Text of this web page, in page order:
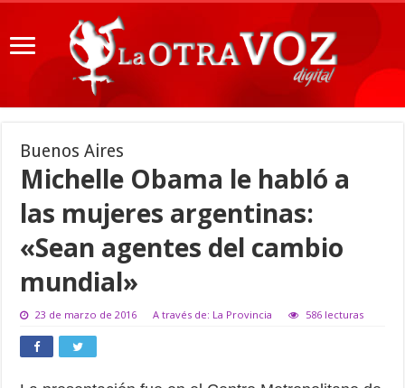
Buenos Aires
Michelle Obama le habló a
las mujeres argentinas:
«Sean agentes del cambio
mundial»
23 de marzo de 2016 A través de: La Provincia 586 lecturas